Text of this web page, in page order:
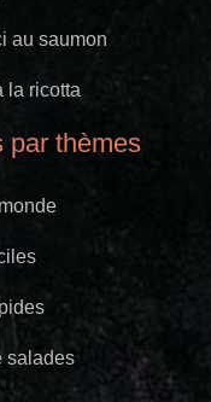
au saumon
la ricotta
par thèmes
salades